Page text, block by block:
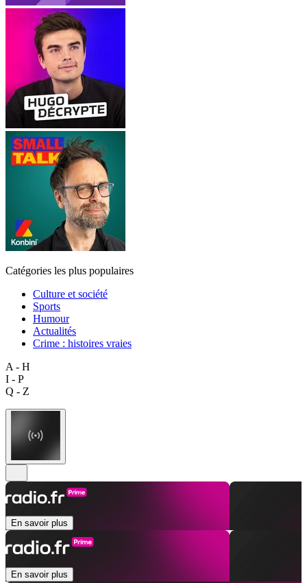
Catégories les plus populaires
Culture et société
Sports
Humour
Actualités
Crime : histoires vraies
A - H
I - P
Q - Z
En savoir plus
En savoir plus